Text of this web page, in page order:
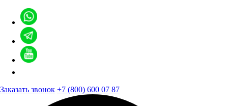
Заказать звонок +7 (800) 600 07 87